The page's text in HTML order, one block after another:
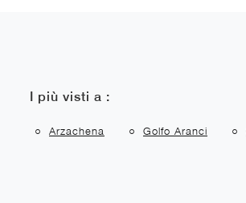
I più visti a :
Arzachena Golfo Aranci